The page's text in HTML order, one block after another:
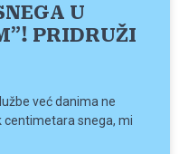
U
PRIDRUŽI
već danima ne
centimetara snega, mi